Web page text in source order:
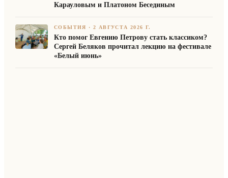
Карауловым и Платоном Бесединым
СОБЫТИЯ ·2 АВГУСТА 2026 Г.
Кто помог Евгению Петрову стать классиком?
Сергей Беляков прочитал лекцию на фестивале
«Белый июнь»